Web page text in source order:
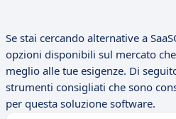
Se stai cercando alternative a
opzioni disponibili sul mercato
meglio alle tue esigenze. Di
strumenti consigliati che sono
per questa soluzione software.